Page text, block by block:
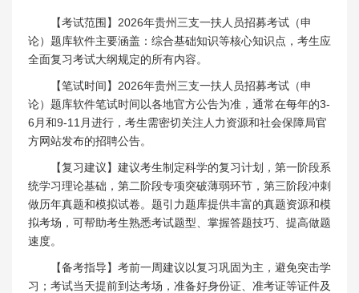
【考试范围】2026年贵州三支一扶人员招募考试（申
论）题库软件主要涵盖：综合基础知识等核心知识点，考生应
全面复习考试大纲规定的所有内容。
【笔试时间】2026年贵州三支一扶人员招募考试（申
论）题库软件笔试时间以各地官方公告为准，通常在每年的3-
6月和9-11月进行，考生需密切关注人力资源和社会保障局官
方网站发布的招聘公告。
【复习建议】建议考生制定科学的复习计划，第一阶段系
统学习理论基础，第二阶段专项突破薄弱环节，第三阶段冲刺
做历年真题和模拟试卷。题引力题库提供丰富的真题资源和模
拟考场，可帮助考生熟悉考试题型、掌握答题技巧、提高做题
速度。
【备考指导】考前一周建议以复习巩固为主，避免突击学
习；考试当天提前到达考场，准备好身份证、准考证等证件及